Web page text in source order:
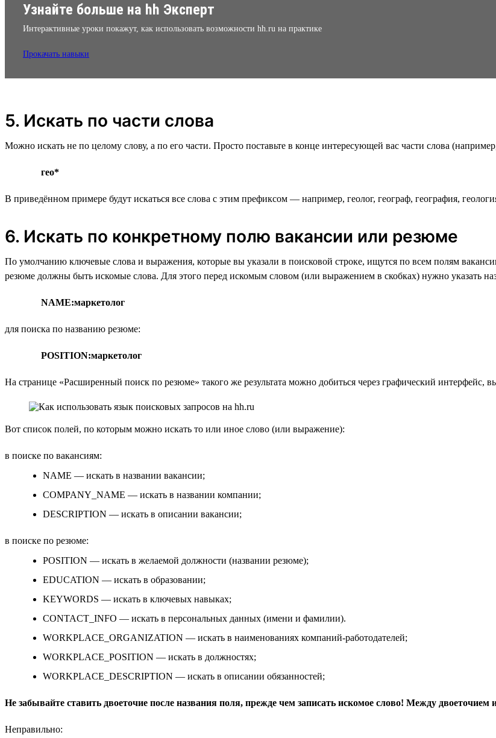
Узнайте больше на hh Эксперт
Интерактивные уроки покажут, как использовать возможности hh.ru на практике
Прокачать навыки
5. Искать по части слова
Можно искать не по целому слову, а по его части. Просто поставьте в конце интересующей вас части слова
гео*
В приведённом примере будут искаться все слова с этим префиксом — например, геолог, географ, география,
6. Искать по конкретному полю вакансии или резюме
По умолчанию ключевые слова и выражения, которые вы указали в поисковой строке, ищутся по всем полям
резюме должны быть искомые слова. Для этого перед искомым словом (или выражением в скобках) нужно указать
NAME:маркетолог
для поиска по названию резюме:
POSITION:маркетолог
На странице «Расширенный поиск по резюме» такого же результата можно добиться через графический интерфейс,
Вот список полей, по которым можно искать то или иное слово (или выражение):
в поиске по вакансиям:
NAME — искать в названии вакансии;
COMPANY_NAME — искать в названии компании;
DESCRIPTION — искать в описании вакансии;
в поиске по резюме:
POSITION — искать в желаемой должности (названии резюме);
EDUCATION — искать в образовании;
KEYWORDS — искать в ключевых навыках;
CONTACT_INFO — искать в персональных данных (имени и фамилии).
WORKPLACE_ORGANIZATION — искать в наименованиях компаний-работодателей;
WORKPLACE_POSITION — искать в должностях;
WORKPLACE_DESCRIPTION — искать в описании обязанностей;
Не забывайте ставить двоеточие после названия поля, прежде чем записать искомое слово! Между
Неправильно: